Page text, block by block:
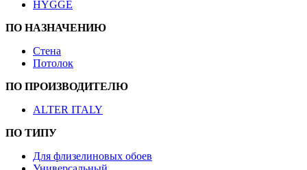
HYGGE
ПО НАЗНАЧЕНИЮ
Стена
Потолок
ПО ПРОИЗВОДИТЕЛЮ
ALTER ITALY
ПО ТИПУ
Для флизелиновых обоев